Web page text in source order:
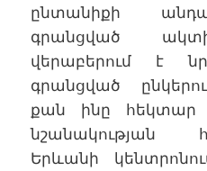
ընտանիքի
գրանցված
վերաբերում է
գրանցված
քան ինը հեկտար
նշանակության
Երևանի